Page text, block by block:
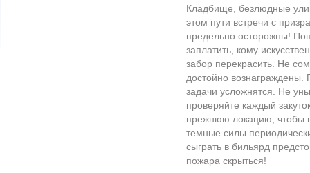
Кладбище, безлюдные
этом пути встречи с
предельно осторожны!
заплатить, кому
забор перекрасить. Не
достойно вознаграждены.
задачи усложнятся. Не
проверяйте каждый
прежнюю локацию, чтобы
темные силы
сыграть в бильярд
пожара скрыться!